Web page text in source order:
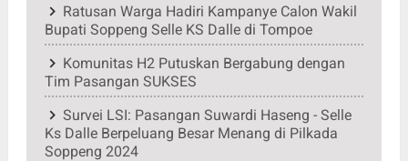
Ratusan Warga Hadiri Kampanye Calon Wakil
Bupati Soppeng Selle KS Dalle di Tompoe
Komunitas H2 Putuskan Bergabung dengan
Tim Pasangan SUKSES
Survei LSI: Pasangan Suwardi Haseng - Selle
Ks Dalle Berpeluang Besar Menang di Pilkada
Soppeng 2024